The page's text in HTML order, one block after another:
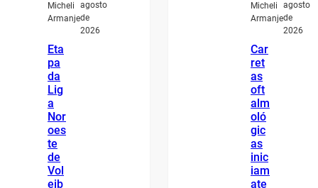
Micheli
Armanje
agosto
de
2026
Eta
pa
da
Lig
a
Nor
oes
te
de
Vol
eib
Micheli
Armanje
agosto
de
2026
Car
ret
as
oft
alm
oló
gic
as
inic
iam
ate